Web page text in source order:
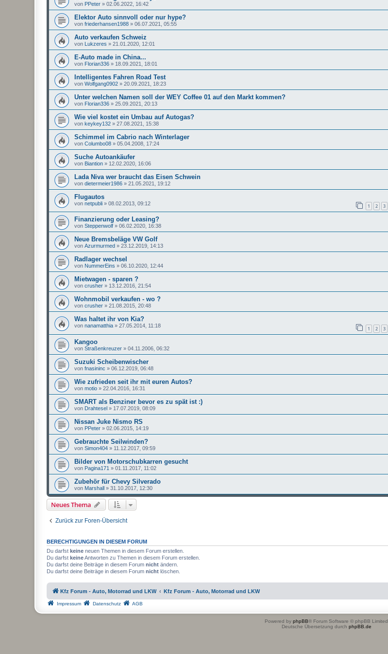
von PPeter » 02.06.2022, 16:42
Elektor Auto sinnvoll oder nur hype?
von friederhansen1988 » 06.07.2021, 05:55
Auto verkaufen Schweiz
von Lukzeres » 21.01.2020, 12:01
E-Auto made in China...
von Florian336 » 18.09.2021, 18:01
Intelligentes Fahren Road Test
von Wolfgang0902 » 20.09.2021, 18:23
Unter welchen Namen soll der WEY Coffee 01 auf den Markt kommen?
von Florian336 » 25.09.2021, 20:13
Wie viel kostet ein Umbau auf Autogas?
von keykey132 » 27.08.2021, 15:38
Schimmel im Cabrio nach Winterlager
von Columbo08 » 05.04.2008, 17:24
Suche Autoankäufer
von Biantion » 12.02.2020, 16:06
Lada Niva wer braucht das Eisen Schwein
von dietermeier1986 » 21.05.2021, 19:12
Flugautos
von netpubli » 08.02.2013, 09:12 1 2 3
Finanzierung oder Leasing?
von Steppenwolf » 06.02.2020, 16:38
Neue Bremsbeläge VW Golf
von Azurmurmed » 23.12.2019, 14:13
Radlager wechsel
von NummerEins » 06.10.2020, 12:44
Mietwagen - sparen ?
von crusher » 13.12.2016, 21:54
Wohnmobil verkaufen - wo ?
von crusher » 21.08.2015, 20:48
Was haltet ihr von Kia?
von nanamatthia » 27.05.2014, 11:18 1 2 3
Kangoo
von Straßenkreuzer » 04.11.2006, 06:32
Suzuki Scheibenwischer
von fnasininc » 06.12.2019, 06:48
Wie zufrieden seit ihr mit euren Autos?
von motio » 22.04.2016, 16:31
SMART als Benziner bevor es zu spät ist :)
von Drahtesel » 17.07.2019, 08:09
Nissan Juke Nismo RS
von PPeter » 02.06.2015, 14:19
Gebrauchte Seilwinden?
von Simon404 » 11.12.2017, 09:59
Bilder von Motorschubkarren gesucht
von Pagina171 » 01.11.2017, 11:02
Zubehör für Chevy Silverado
von Marshall » 31.10.2017, 12:30
Neues Thema
Zurück zur Foren-Übersicht
BERECHTIGUNGEN IN DIESEM FORUM
Du darfst keine neuen Themen in diesem Forum erstellen.
Du darfst keineAntworten zu Themen in diesem Forum erstellen.
Du darfst deine Beiträge in diesem Forum nicht ändern.
Du darfst deine Beiträge in diesem Forum nicht löschen.
Kfz Forum - Auto, Motorrad und LKW Kfz Forum - Auto, Motorrad und LKW
Impressum Datenschutz AGB
Powered by phpBB® Forum Software © phpBB Limited
Deutsche Übersetzung durch phpBB.de